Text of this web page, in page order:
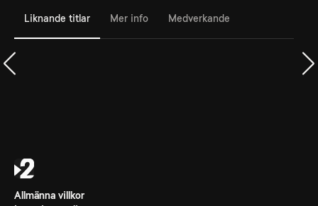
Liknande titlar Mer info Medverkande
Allmänna villkor